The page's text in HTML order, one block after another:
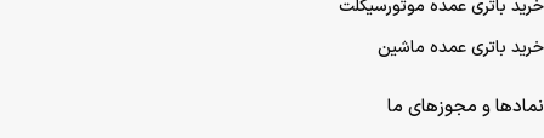
خرید باتری عمده موتورسیکلت
خرید باتری عمده ماشین
نمادها و مجوزهای ما